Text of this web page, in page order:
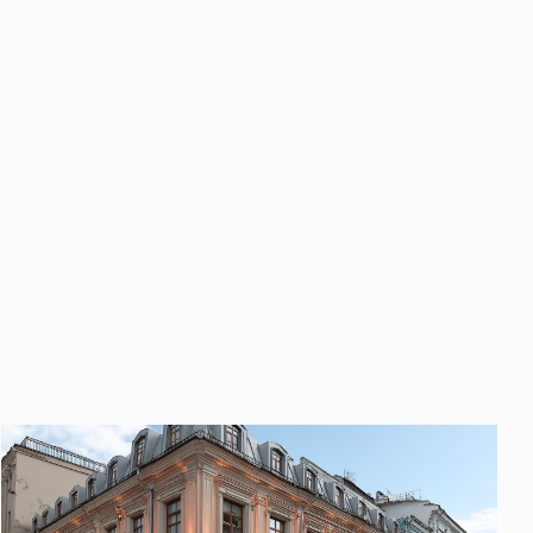
«Отправить», вы даете свое
и использование ваших
свое согласие
данных